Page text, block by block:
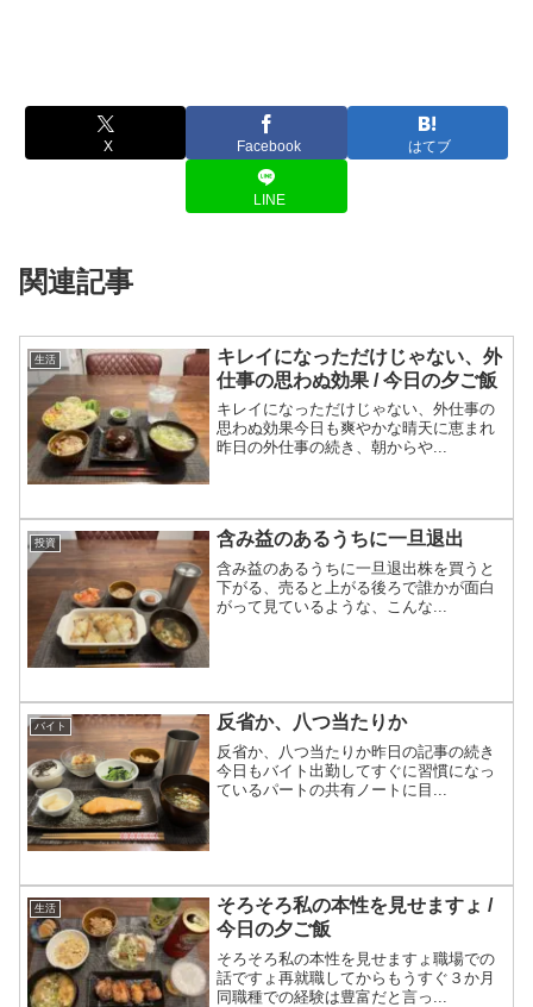
X Facebook はてブ
LINE
関連記事
生活
キレイになっただけじゃない、外
仕事の思わぬ効果 / 今日の夕ご飯
キレイになっただけじゃない、外仕事の
思わぬ効果今日も爽やかな晴天に恵まれ
昨日の外仕事の続き、朝からや...
投資 含み益のあるうちに一旦退出
含み益のあるうちに一旦退出株を買うと
下がる、売ると上がる後ろで誰かが面白
がって見ているような、こんな...
バイト 反省か、八つ当たりか
反省か、八つ当たりか昨日の記事の続き
今日もバイト出勤してすぐに習慣になっ
ているパートの共有ノートに目...
生活
そろそろ私の本性を見せますょ /
今日の夕ご飯
そろそろ私の本性を見せますょ職場での
話ですょ再就職してからもうすぐ３か月
同職種での経験は豊富だと言っ...